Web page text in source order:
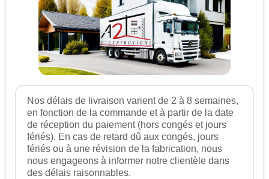
Nos délais de livraison varient de 2 à 8 semaines,
en fonction de la commande et à partir de la date
de réception du paiement (hors congés et jours
fériés). En cas de retard dû aux congés, jours
fériés ou à une révision de la fabrication, nous
nous engageons à informer notre clientèle dans
des délais raisonnables.